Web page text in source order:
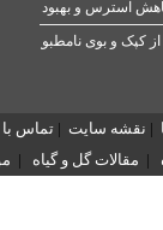
کپک و بوی نامطبوع
| نقشه سایت | تماس با
| مقالات گل و گیاه |